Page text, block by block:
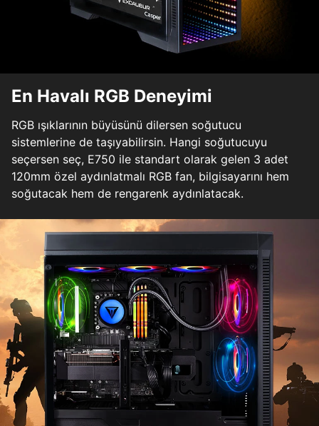
En Havalı RGB Deneyimi
RGB ışıklarının büyüsünü dilersen soğutucu
sistemlerine de taşıyabilirsin. Hangi soğutucuyu
seçersen seç, E750 ile standart olarak gelen 3 adet
120mm özel aydınlatmalı RGB fan, bilgisayarını hem
soğutacak hem de rengarenk aydınlatacak.